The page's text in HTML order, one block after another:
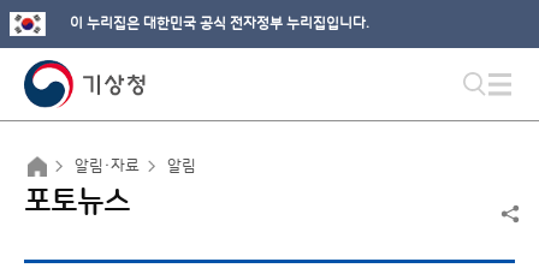
이 누리집은 대한민국 공식 전자정부 누리집입니다.
알림·자료 알림
포토뉴스